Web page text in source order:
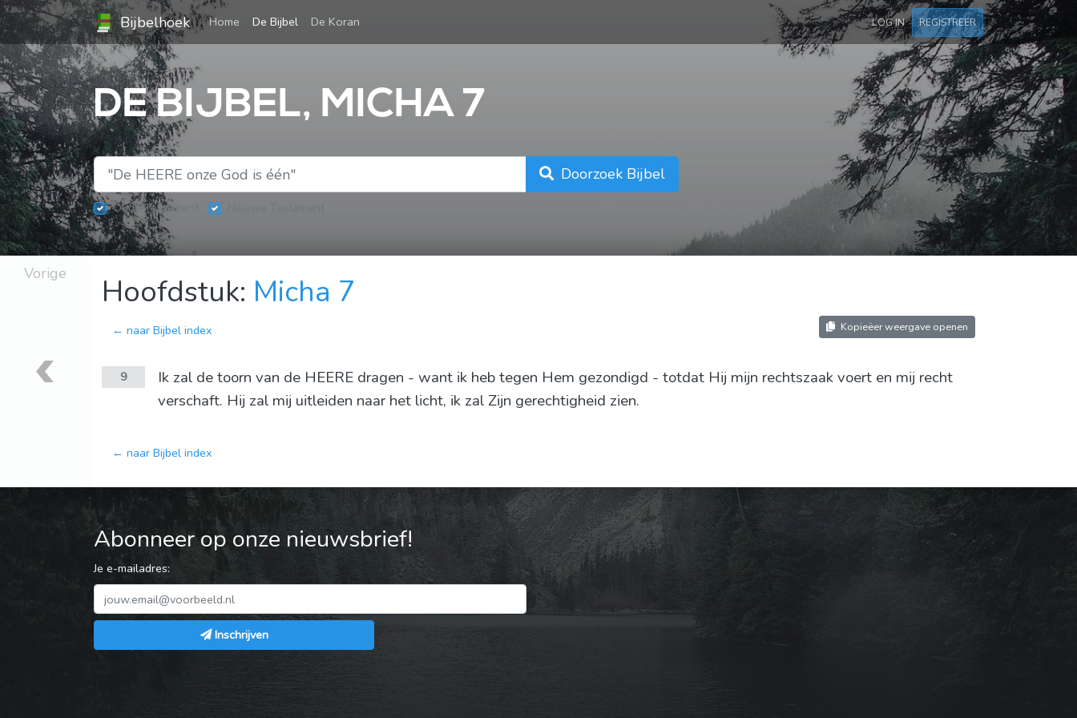
Bijbelhoek Home (current)
De Bijbel De Koran LOG IN REGISTREER
DE BIJBEL, MICHA 7
Doorzoek Bijbel
Oude Testament
Vorige Hoofdstuk: Micha 7
← naar Bijbel index Kopieëer weergave openen
9
Ik zal de toorn van de HEERE dragen - want ik heb tegen Hem gezondigd - totdat Hij mijn rechtszaak voert en mij recht
verschaft. Hij zal mij uitleiden naar het licht, ik zal Zijn gerechtigheid zien.
← naar Bijbel index
Abonneer op onze nieuwsbrief!
Je e-mailadres:
Inschrijven